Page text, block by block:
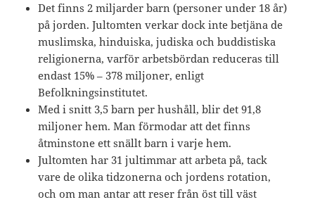
Det finns 2 miljarder barn (personer under 18 år)
på jorden. Jultomten verkar dock inte betjäna de
muslimska, hinduiska, judiska och buddistiska
religionerna, varför arbetsbördan reduceras till
endast 15% – 378 miljoner, enligt
Befolkningsinstitutet.
Med i snitt 3,5 barn per hushåll, blir det 91,8
miljoner hem. Man förmodar att det finns
åtminstone ett snällt barn i varje hem.
Jultomten har 31 jultimmar att arbeta på, tack
vare de olika tidzonerna och jordens rotation,
och om man antar att reser från öst till väst